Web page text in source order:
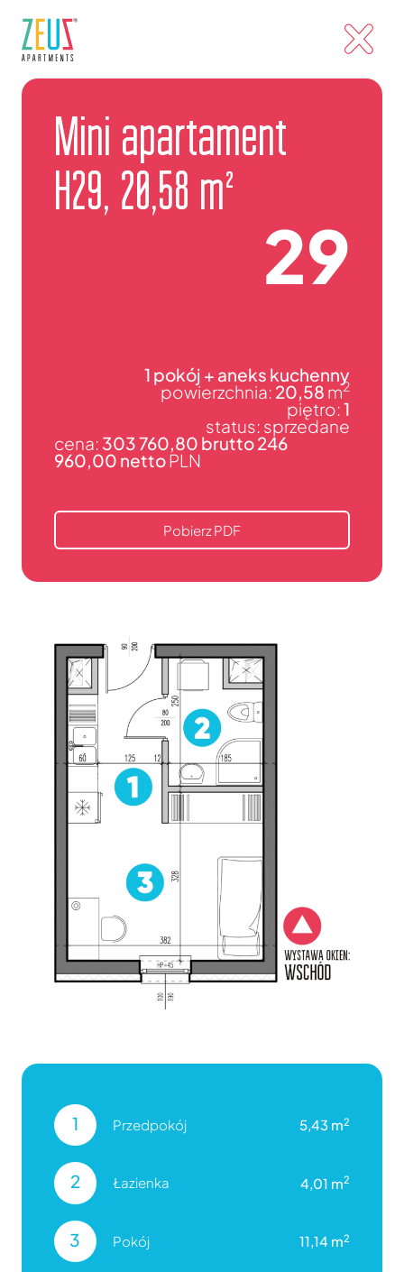
Mini apartament
H29, 20,58 m²
29
1 pokój + aneks kuchenny
powierzchnia: 20,58 m2
piętro:1
status: sprzedane
cena: 303 760,80 brutto 246
960,00 nettoPLN
Pobierz PDF
1 Przedpokój 5,43 m2
2 Łazienka 4,01 m2
3 Pokój 11,14 m2